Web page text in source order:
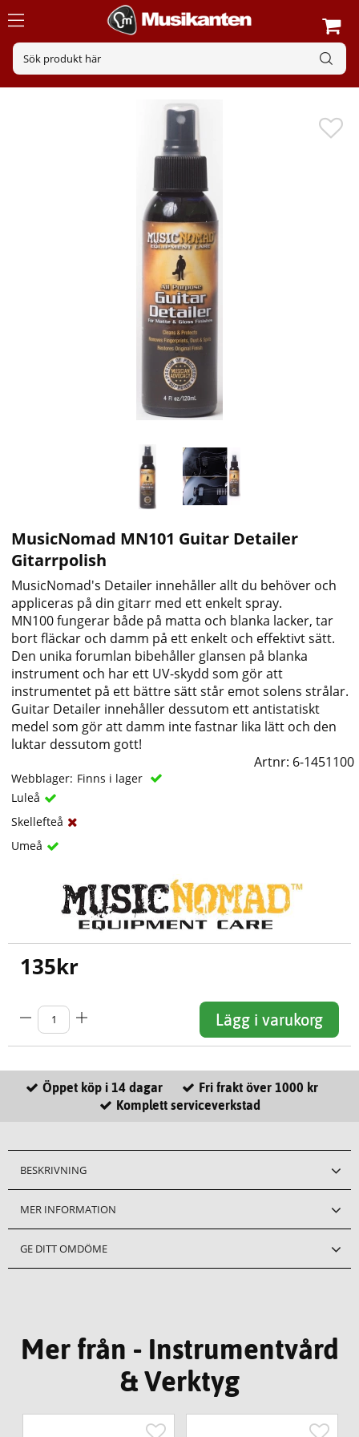
MusicNomad MN101 Guitar Detailer
Gitarrpolish
MusicNomad's Detailer innehåller allt du behöver och
appliceras på din gitarr med ett enkelt spray.
MN100 fungerar både på matta och blanka lacker, tar
bort fläckar och damm på ett enkelt och effektivt sätt.
Den unika forumlan bibehåller glansen på blanka
instrument och har ett UV-skydd som gör att
instrumentet på ett bättre sätt står emot solens strålar.
Guitar Detailer innehåller dessutom ett antistatiskt
medel som gör att damm inte fastnar lika lätt och den
luktar dessutom gott!
Artnr: 6-1451100
Webblager: Finns i lager
Luleå
Skellefteå
Umeå
135kr
Lägg i varukorg
Öppet köp i 14 dagar
Fri frakt över 1000 kr
Komplett serviceverkstad
BESKRIVNING
MER INFORMATION
GE DITT OMDÖME
Mer från - Instrumentvård
& Verktyg